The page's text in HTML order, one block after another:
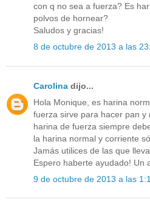
con q no sea a fuerza? Es
polvos de hornear?
Saludos y gracias!
8 de octubre de 2013 a las
Carolina dijo...
Hola Monique, es harina
fuerza sirve para hacer pan y
harina de fuerza siempre
la harina normal y corriente
Jamás utilices de las que
Espero haberte ayudado! Un
9 de octubre de 2013 a las